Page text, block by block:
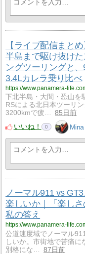
【ライブ配信まと
半島まで駆け抜け
ングツーリングと
3.4Lカレラ乗り比べ
https://www.panamera-
下北半島・大間・恐山を
RSによる北日本ツーリン
3200kmで疲…
85日前
いいね！
0 Mina
ノーマル911 vs
楽しいか｜「楽し
私の答え
https://www.panamera-
公道速度域でノーマル
しいか。市街地で苦痛
別格にな…
87日前